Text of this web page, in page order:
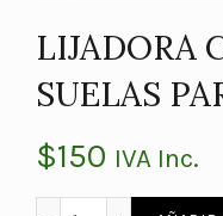
LIJADORA
SUELAS
$150 IVA Inc.
LIJADORA